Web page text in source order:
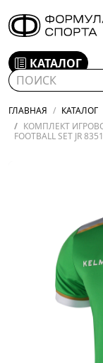
КАТАЛОГ
ГЛАВНАЯ КАТАЛОГ
КОМПЛЕКТ
FOOTBALL SET JR